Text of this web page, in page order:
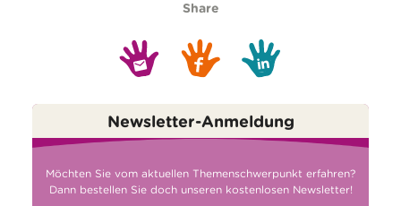
Share
Newsletter-Anmeldung
Möchten Sie vom aktuellen Themenschwerpunkt erfahren?
Dann bestellen Sie doch unseren kostenlosen Newsletter!